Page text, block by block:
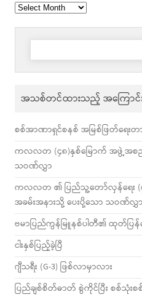
Archives
Search
အသစ်တင်ထားသည့် အကြောင်း
စစ်အာဏာရှင်စနစ် အမြစ်ဖြတ်ရေး
ကလလတ (၄၈)နှစ်မြောက် အဖွဲ့အစ
သဝဏ်လွှာ
ကလလတ ၏ ပြည်သူ့တော်လှန်ရေး (
အခမ်းအနားသို့ ပေးပို့သော သဝဏ်လွှာ
ဗမာပြည်ကွန်မြူနစ်ပါတီ၏ ထုတ်ပြန်
ငါးနှစ်ပြည့်ခဲ့ပြီ
ဂျီသရီး (G-3) ဖြစ်လာမှာလား
ပြည်ချစ်စိတ်ဓာတ် စွဲကိုင်ပြီး စစ်သုံး